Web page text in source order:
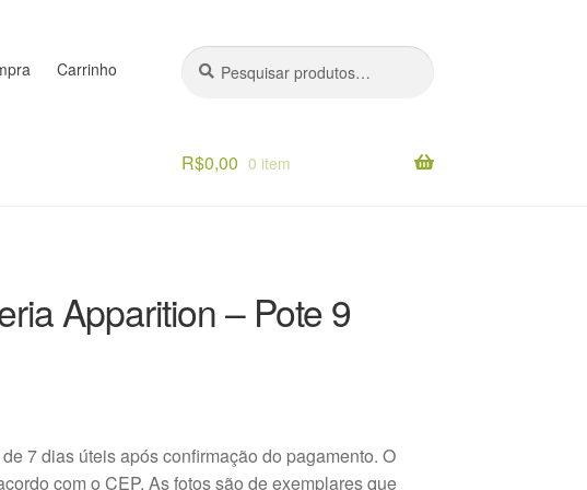
Carrinho
Pesquisar
por:
Pesquisar
R$0,00 0 item
Apparition – Pote 9
7 dias úteis após confirmação do pagamento. O
com o CEP. As fotos são de exemplares que